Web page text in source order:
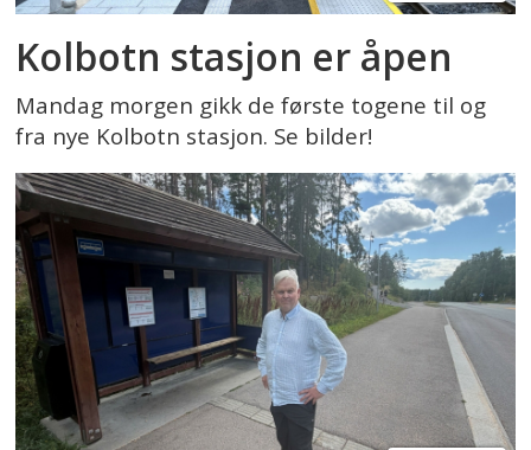
Kolbotn stasjon er åpen
Mandag morgen gikk de første togene til og
fra nye Kolbotn stasjon. Se bilder!